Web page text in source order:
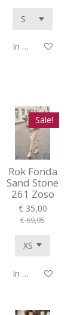
In winkelwagen
Sale!
Rok Fonda
Sand Stone
261 Zoso
€ 35,00
€ 69,95
In winkelwagen